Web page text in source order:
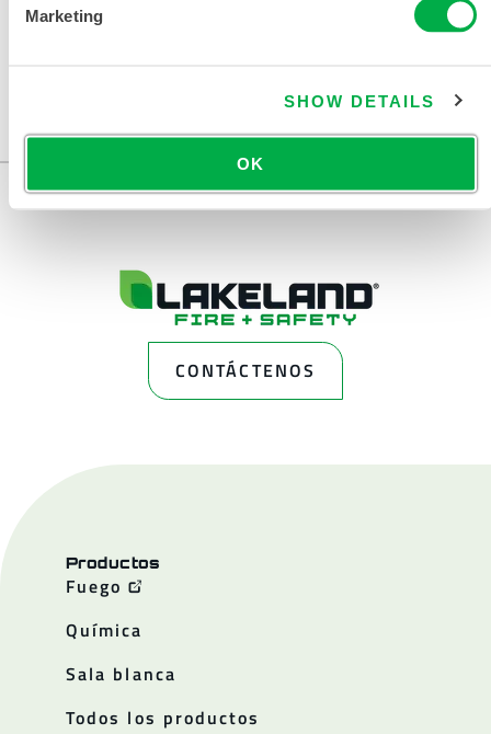
Marketing
SHOW DETAILS
OK
CONTÁCTENOS
Productos
Fuego
Química
Sala blanca
Todos los productos